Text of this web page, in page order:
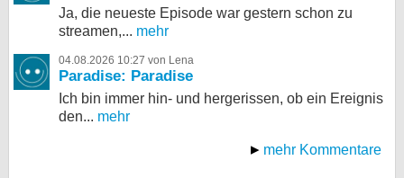
Ja, die neueste Episode war gestern schon zu
streamen,... mehr
04.08.2026 10:27 von Lena
Paradise: Paradise
Ich bin immer hin- und hergerissen, ob ein Ereignis
den... mehr
mehr Kommentare